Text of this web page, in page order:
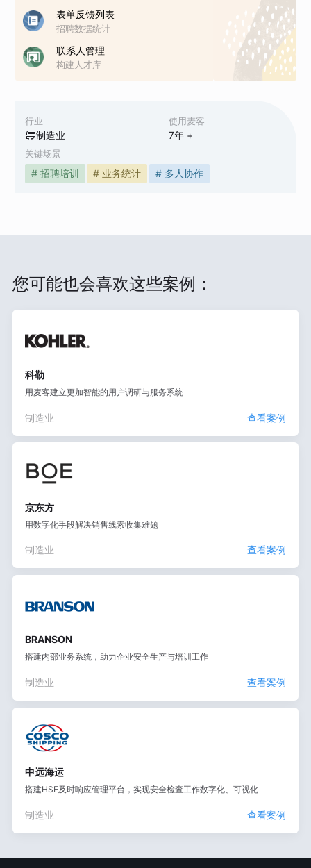
行业
制造业
使用麦客
7年 +
关键场景
# 招聘培训 # 业务统计 # 多人协作
表单反馈列表
招聘数据统计
联系人管理
构建人才库
您可能也会喜欢这些案例：
科勒
用麦客建立更加智能的用户调研与服务系统
制造业 查看案例
京东方
用数字化手段解决销售线索收集难题
制造业 查看案例
BRANSON
搭建内部业务系统，助力企业安全生产与培训工作
制造业 查看案例
中远海运
搭建HSE及时响应管理平台，实现安全检查工作数字化、可视化
制造业 查看案例